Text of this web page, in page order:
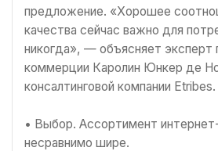
предложение. «Хорошее
качества сейчас важно для
никогда», — объясняет эксперт
коммерции Каролин Юнкер де
консалтинговой компании Etribes.
• Выбор. Ассортимент
несравнимо шире.